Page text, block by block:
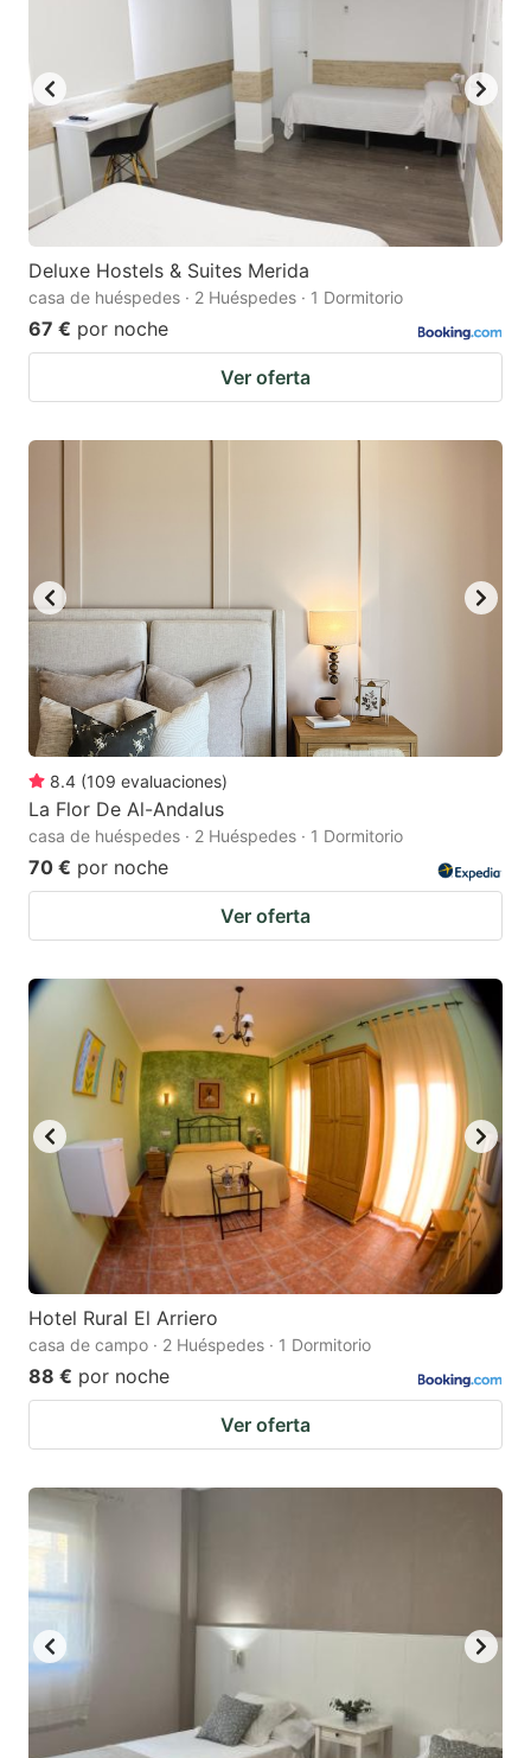
Deluxe Hostels & Suites Merida
casa de huéspedes · 2 Huéspedes · 1 Dormitorio
67 € por noche
Ver oferta
8.4 (109 evaluaciones)
La Flor De Al-Andalus
casa de huéspedes · 2 Huéspedes · 1 Dormitorio
70 € por noche
Ver oferta
Hotel Rural El Arriero
casa de campo · 2 Huéspedes · 1 Dormitorio
88 € por noche
Ver oferta